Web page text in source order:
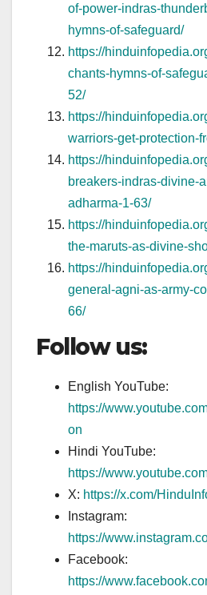
of-power-indras-
hymns-of-safeguard/
https://
chants-hymns-of-
52/
https://
warriors-get-protection-
https://
breakers-indras-divine-
adharma-1-63/
https://
the-maruts-as-divine-
https://
general-agni-as-army-
66/
Follow us:
English YouTube:
https://
on
Hindi YouTube:
https://
X: https://x.com/
Instagram:
https://
Facebook:
https://